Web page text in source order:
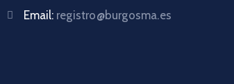
Email: registro@burgosma.es